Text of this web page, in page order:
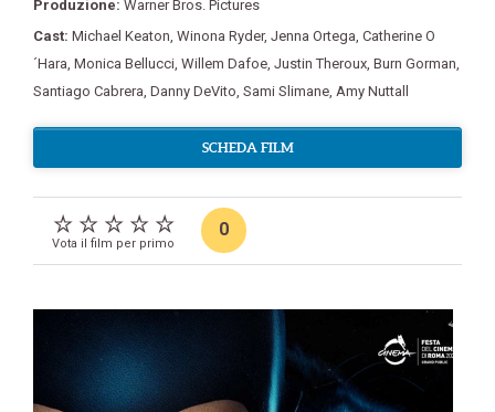
Produzione: Warner Bros. Pictures
Cast: Michael Keaton Winona Ryder, Jenna Ortega Catherine O
´Hara Monica Bellucci Willem Dafoe Justin Theroux Burn Gorman
Santiago Cabrera Danny DeVito Sami Slimane Amy Nuttall
SCHEDA FILM
Vota il film per primo
0